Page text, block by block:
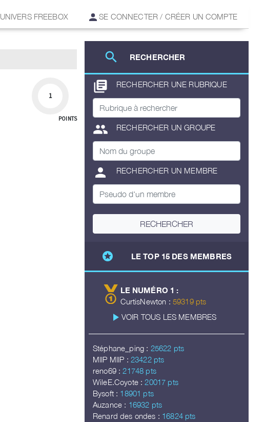
UNIVERS FREEBOX SE CONNECTER / CRÉER UN COMPTE
search RECHERCHER
library_books RECHERCHER UNE RUBRIQUE
group RECHERCHER UN GROUPE
person RECHERCHER UN MEMBRE
RECHERCHER
stars LE TOP 15 DES MEMBRES
LE NUMÉRO 1 :
CurtisNewton : 59319 pts
play_arrow VOIR TOUS LES MEMBRES
Stéphane_ping : 25622 pts
MIIP MIIP : 23422 pts
reno69 : 21748 pts
WileE.Coyote : 20017 pts
Bysoft : 18901 pts
Auzance : 16932 pts
Renard des ondes : 16824 pts
1
POINTS